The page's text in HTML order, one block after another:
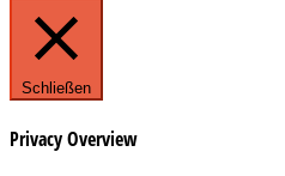
Schließen
Privacy Overview